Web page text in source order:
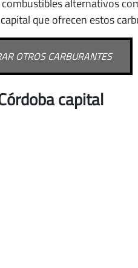
alternativos
que ofrecen estos
OTROS CARBURANTES
capital